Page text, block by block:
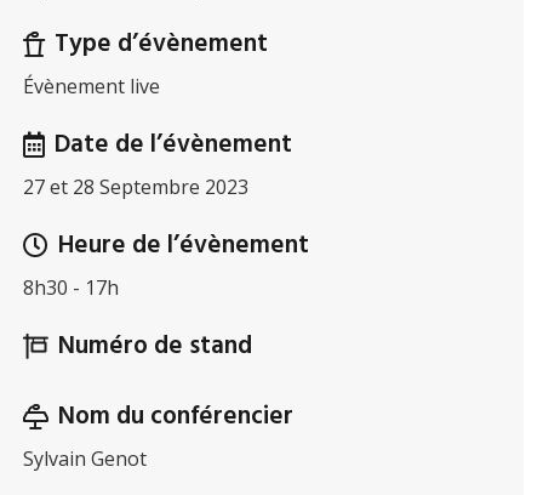
Type d’évènement
Évènement live
Date de l’évènement
27 et 28 Septembre 2023
Heure de l’évènement
8h30 - 17h
Numéro de stand
Nom du conférencier
Sylvain Genot